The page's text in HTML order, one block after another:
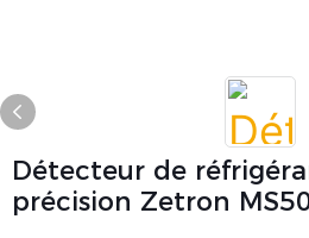
Détecteur de
précision Zetron